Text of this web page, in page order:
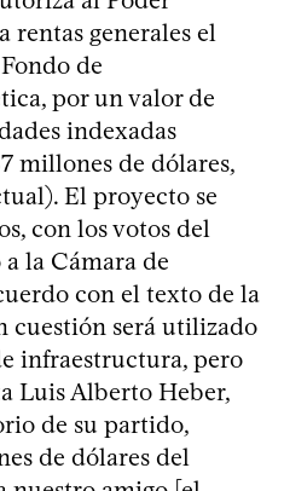
rentas generales el
de
por un valor de
indexadas
millones de dólares,
El proyecto se
con los votos del
la Cámara de
con el texto de la
cuestión será utilizado
infraestructura, pero
Luis Alberto Heber,
de su partido,
de dólares del